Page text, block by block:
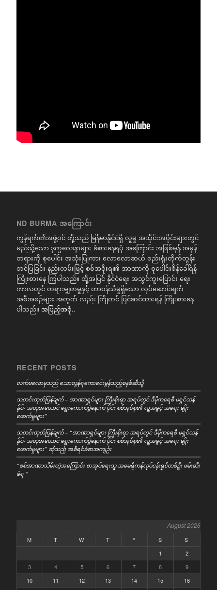
ND BURMA အကြောင်း
ကွန်ရက်၏အဖွဲ့ဝင် တို့သည် မြန်မာနိုင်ငံရှိ လူမှု အသိုင်းအဝိုင်းများတွင်
မည်သို့သော ဒုက္ခဝေဒနာများ ခံစားနေရပုံ အကြောင်း အဖြစ်မှန် အမှန်
တရားကို စုပေါင်း အသုံးပြုကာ၊ လောလောဆယ် စည်းရုံးတိုက်တွန်း
တင်ပြခြင်း နည်းလမ်းဖြင့် စစ်အစိုးရ၏ အာဏာကို စုပေါင်းစိန်ခေါ်ရန်
ကြိုးစားနေ ကြပါသည်။ ထို့အပြင် နိုင်ငံရေး အသွင်ကူးပြောင်း ရေး
ကာလတွင် တရားမျှတမှုနှင့် တာဝန်သိမှုရှိသော လုပ်ဆောင်ချက်
အစီအစဉ်များ အတွက် လည်း ကြိုတင် ပြင်ဆင်ထားရန် ကြိုးစားနေ
ပါသည်။ အပြည့်အစုံ..
RECENT POSTS
လက်ဗလောမှသည် သောလွန်ရကောင်ေးမွန်သည့်စနစ်ဆီသို့
သတင်းထုတ်ပြန်ချက် – အာဏာရှင်များ ကြီးစိုးရာ အရပ်တွင် ဒီမိုကရေစီ မရှင်သန်
နိုင်- အတုအယောင် ရွေးကောက်ပွဲနောက် ပိုင်း စစ်အုပ်စု၏ လူ့အခွင့် အရေး ချိုး
ဖောက်မှုများ”
သတင်းထုတ်ပြန်ချက် – “အာဏာရှင်များ ကြီးစိုးရာ အရပ်တွင် ဒီမိုကရေစီ မရှင်သန်
နိုင်- အတုအယောင် ရွေးကောက်ပွဲနောက် ပိုင်း စစ်အုပ်စု၏ လူ့အခွင့် အရေး ချိုး
ဖောက်မှုများ” ဆိုသည့် အစီရင်ခံစာအကျဉ်း
“စစ်အာဏာသိမ်းတဲ့အကြောင်း စာအုပ်ရေးသူ အမေရိကန်လုပ်ငန်းရှင်တစ်ဦး ဖမ်းဆီး
ခံရ “
August 2026
M T W T F S
S
1
2
3
4 5 6 7 8
9
10
11 12 13 14 15 16